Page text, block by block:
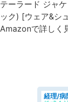
テーラード ジャ
ック) [ウェア&シ
Amazonで詳しく